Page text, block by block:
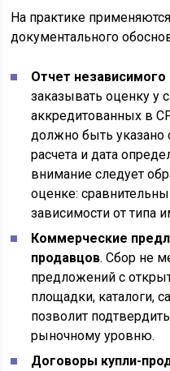
На практике
документального
Отчет
заказывать оценку у
аккредитованных в
должно быть указано
расчета и дата
внимание следует
оценке:
зависимости от типа
Коммерческие
продавцов. Сбор не
предложений с
площадки, каталоги,
позволит
рыночному уровню.
Договоры купли-